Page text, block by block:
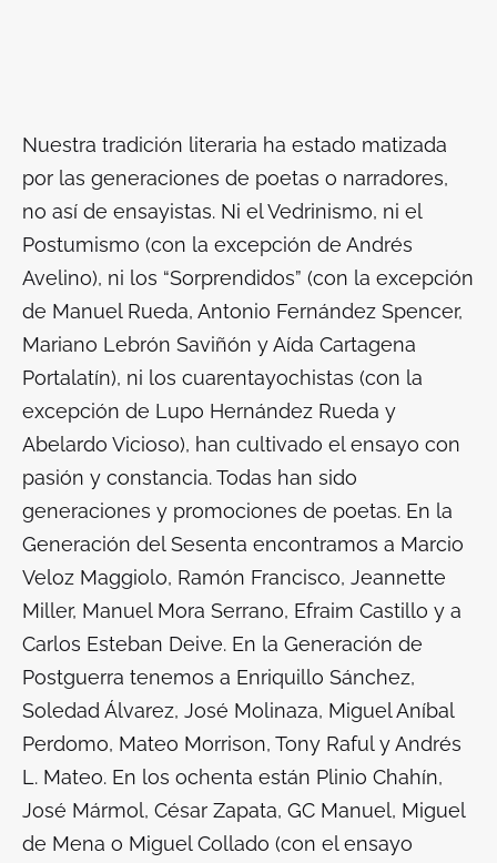
Nuestra tradición literaria ha estado matizada
por las generaciones de poetas o narradores,
no así de ensayistas. Ni el Vedrinismo, ni el
Postumismo (con la excepción de Andrés
Avelino), ni los “Sorprendidos” (con la excepción
de Manuel Rueda, Antonio Fernández Spencer,
Mariano Lebrón Saviñón y Aída Cartagena
Portalatín), ni los cuarentayochistas (con la
excepción de Lupo Hernández Rueda y
Abelardo Vicioso), han cultivado el ensayo con
pasión y constancia. Todas han sido
generaciones y promociones de poetas. En la
Generación del Sesenta encontramos a Marcio
Veloz Maggiolo, Ramón Francisco, Jeannette
Miller, Manuel Mora Serrano, Efraim Castillo y a
Carlos Esteban Deive. En la Generación de
Postguerra tenemos a Enriquillo Sánchez,
Soledad Álvarez, José Molinaza, Miguel Aníbal
Perdomo, Mateo Morrison, Tony Raful y Andrés
L. Mateo. En los ochenta están Plinio Chahín,
José Mármol, César Zapata, GC Manuel, Miguel
de Mena o Miguel Collado (con el ensayo